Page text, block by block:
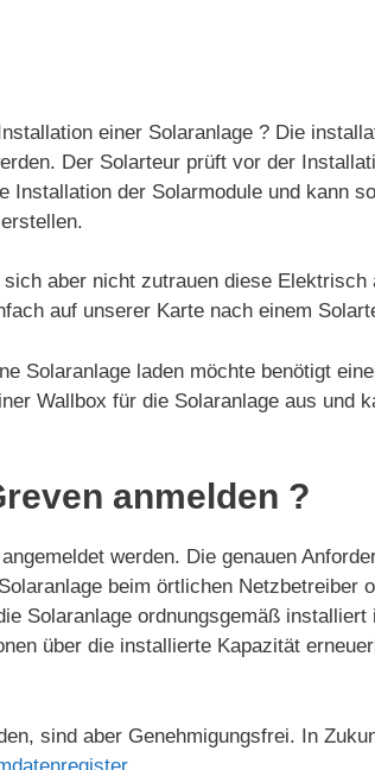
einer Solaranlage ? Die
Der Solarteur prüft vor der
der Solarmodule und kann
aber nicht zutrauen diese Elektrisch
auf unserer Karte nach einem
Solaranlage laden möchte benötigt
Wallbox für die Solaranlage aus und
anmelden ?
werden. Die genauen
beim örtlichen Netzbetreiber
Solaranlage ordnungsgemäß
über die installierte Kapazität
sind aber Genehmigungsfrei. In